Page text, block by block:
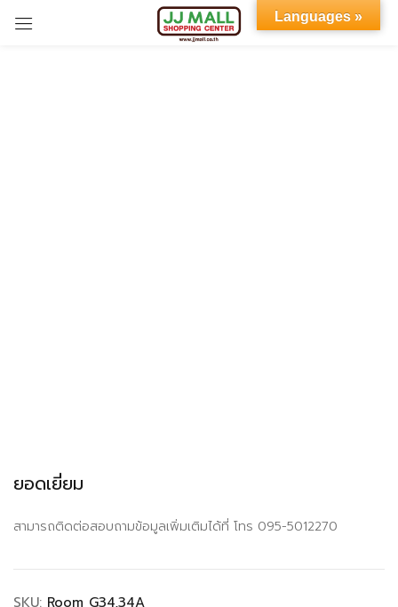
ยอดเยี่ยม
สามารถติดต่อสอบถามข้อมูลเพิ่มเติมได้ที่ โทร 095-5012270
SKU: Room G34,34A
Languages »
Sign in